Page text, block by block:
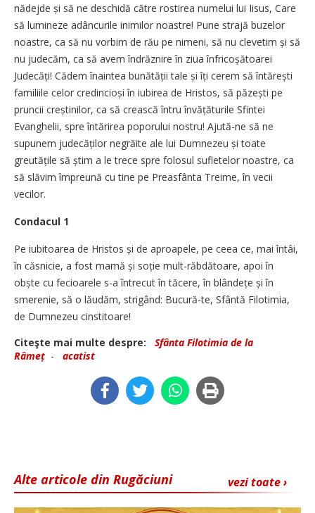
nădejde și să ne deschidă către rostirea numelui lui Iisus, Care
să lumineze adâncurile inimilor noastre! Pune strajă buzelor
noastre, ca să nu vorbim de rău pe nimeni, să nu clevetim și să
nu judecăm, ca să avem îndrăznire în ziua înfricoșătoarei
Judecăți! Cădem înaintea bunătății tale și îți cerem să întărești
familiile celor credincioși în iubirea de Hristos, să păzești pe
pruncii creștinilor, ca să crească întru învățăturile Sfintei
Evanghelii, spre întărirea poporului nostru! Ajută-ne să ne
supunem judecăților negrăite ale lui Dumnezeu și toate
greutățile să știm a le trece spre folosul sufletelor noastre, ca
să slăvim împreună cu tine pe Preasfânta Treime, în vecii
vecilor.
Condacul 1
Pe iubitoarea de Hristos și de aproapele, pe ceea ce, mai întâi,
în căsnicie, a fost mamă și soție mult-răbdătoare, apoi în
obște cu fecioarele s-a întrecut în tăcere, în blândețe și în
smerenie, să o lăudăm, strigând: Bucură-te, Sfântă Filotimia,
de Dumnezeu cinstitoare!
Citeşte mai multe despre:
Sfânta Filotimia de la
Râmeț - acatist
vezi toate ›
Alte articole din Rugăciuni